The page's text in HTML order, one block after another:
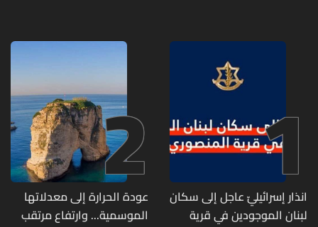
1
انذار إسرائيليّ عاجل إلى سكان
لبنان الموجودين في قرية
2
عودة الحرارة إلى معدلاتها
الموسمية... وارتفاع مرتقب